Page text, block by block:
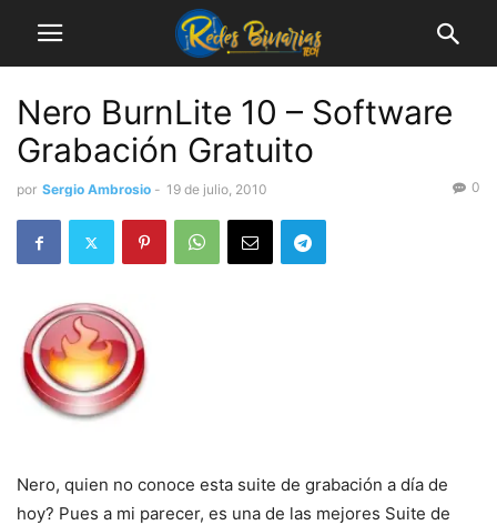
Nero BurnLite 10 – Software
Grabación Gratuito
por Sergio Ambrosio - 19 de julio, 2010 0
Nero, quien no conoce esta suite de grabación a día de
hoy? Pues a mi parecer, es una de las mejores Suite de